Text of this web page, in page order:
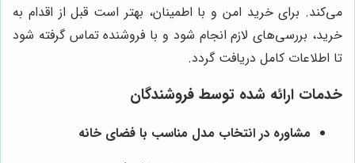
می‌کند. برای خرید امن و با اطمینان، بهتر است قبل از اقدام به
خرید، بررسی‌های لازم انجام شود و با فروشنده تماس گرفته شود
تا اطلاعات کامل دریافت گردد.
خدمات ارائه شده توسط فروشندگان
مشاوره در انتخاب مدل مناسب با فضای خانه